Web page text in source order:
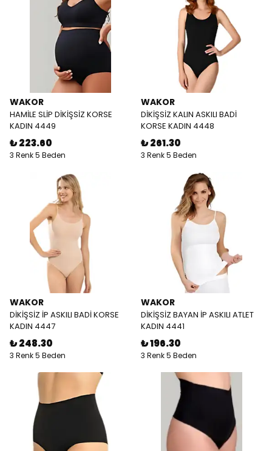
WAKOR
HAMİLE SLİP DİKİŞSİZ KORSE
KADIN 4449
₺ 223.60
3 Renk 5 Beden
WAKOR
DİKİŞSİZ KALIN ASKILI BADİ
KORSE KADIN 4448
₺ 261.30
3 Renk 5 Beden
WAKOR
DİKİŞSİZ İP ASKILI BADİ KORSE
KADIN 4447
₺ 248.30
3 Renk 5 Beden
WAKOR
DİKİŞSİZ BAYAN İP ASKILI ATLET
KADIN 4441
₺ 196.30
3 Renk 5 Beden